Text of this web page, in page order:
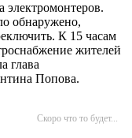
электромонтеров.
обнаружено,
К 15 часам
жителей
глава
Попова.
Скоро что то будет...